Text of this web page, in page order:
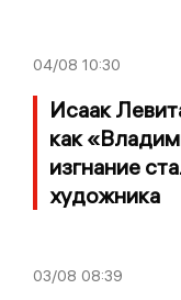
04/08 10:30
Исаак
как
изгнание
художника
03/08 08:39